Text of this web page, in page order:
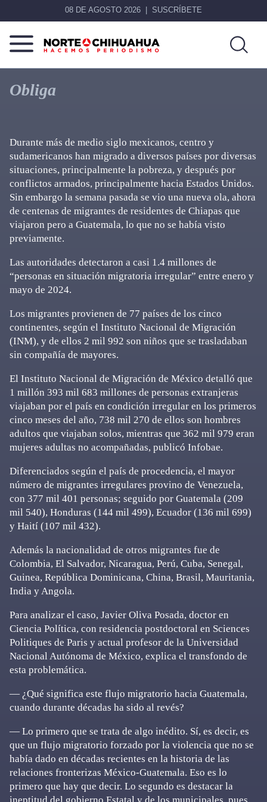
08 DE AGOSTO 2026 SUSCRÍBETE
Norte
Chihuahua
Más
que
noticias,
Obliga
Durante más de medio siglo mexicanos, centro y
sudamericanos han migrado a diversos países por diversas
situaciones, principalmente la pobreza, y después por
conflictos armados, principalmente hacia Estados Unidos.
Sin embargo la semana pasada se vio una nueva ola, ahora
de centenas de migrantes de residentes de Chiapas que
viajaron pero a Guatemala, lo que no se había visto
previamente.
Las autoridades detectaron a casi 1.4 millones de
“personas en situación migratoria irregular” entre enero y
mayo de 2024.
Los migrantes provienen de 77 países de los cinco
continentes, según el Instituto Nacional de Migración
(INM), y de ellos 2 mil 992 son niños que se trasladaban
sin compañía de mayores.
El Instituto Nacional de Migración de México detalló que
1 millón 393 mil 683 millones de personas extranjeras
viajaban por el país en condición irregular en los primeros
cinco meses del año, 738 mil 270 de ellos son hombres
adultos que viajaban solos, mientras que 362 mil 979 eran
mujeres adultas no acompañadas, publicó Infobae.
Diferenciados según el país de procedencia, el mayor
número de migrantes irregulares provino de Venezuela,
con 377 mil 401 personas; seguido por Guatemala (209
mil 540), Honduras (144 mil 499), Ecuador (136 mil 699)
y Haití (107 mil 432).
Además la nacionalidad de otros migrantes fue de
Colombia, El Salvador, Nicaragua, Perú, Cuba, Senegal,
Guinea, República Dominicana, China, Brasil, Mauritania,
India y Angola.
Para analizar el caso, Javier Oliva Posada, doctor en
Ciencia Política, con residencia postdoctoral en Sciences
Politiques de Paris y actual profesor de la Universidad
Nacional Autónoma de México, explica el transfondo de
esta problemática.
— ¿Qué significa este flujo migratorio hacia Guatemala,
cuando durante décadas ha sido al revés?
— Lo primero que se trata de algo inédito. Sí, es decir, es
que un flujo migratorio forzado por la violencia que no se
había dado en décadas recientes en la historia de las
relaciones fronterizas México-Guatemala. Eso es lo
primero que hay que decir. Lo segundo es destacar la